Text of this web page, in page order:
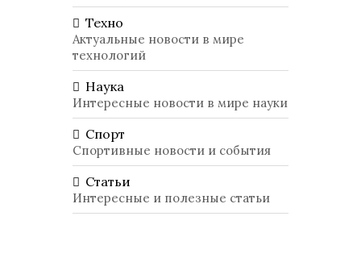
Техно
Актуальные новости в мире
технологий
Наука
Интересные новости в мире науки
Спорт
Спортивные новости и события
Статьи
Интересные и полезные статьи